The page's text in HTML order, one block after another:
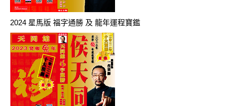
2024 星馬版 福字通勝 及 龍年運程寶鑑